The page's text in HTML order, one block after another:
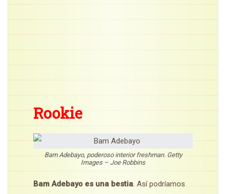
Rookie
Bam Adebayo, poderoso interior freshman. Getty
Images – Joe Robbins
Bam Adebayo es una bestia. Así podríamos